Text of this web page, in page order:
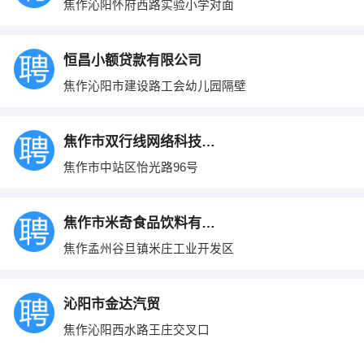
焦作沁阳怀府西路实验小学对面
恒昌小额贷款有限公司
焦作沁阳市建设路工会幼儿园隔壁
焦作市双行线网络科技有限公司
焦作市中站区怡光路96号
焦作市米奇食品饮料有限公司
焦作孟州谷旦镇米庄工业开发区
沁阳市金达汽贸
焦作沁阳西水路王庄交叉口